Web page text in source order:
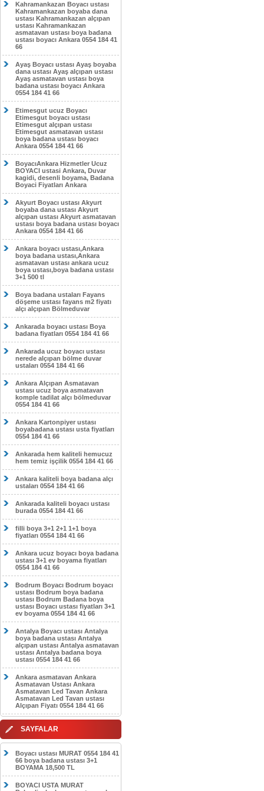
Kahramankazan Boyacı ustası
Kahramankazan boyaba dana
ustası Kahramankazan alçıpan
ustası Kahramankazan
asmatavan ustası boya badana
ustası boyacı Ankara 0554 184 41
66
Ayaş Boyacı ustası Ayaş boyaba
dana ustası Ayaş alçıpan ustası
Ayaş asmatavan ustası boya
badana ustası boyacı Ankara
0554 184 41 66
Etimesgut ucuz Boyacı
Etimesgut boyacı ustası
Etimesgut alçıpan ustası
Etimesgut asmatavan ustası
boya badana ustası boyacı
Ankara 0554 184 41 66
BoyacıAnkara Hizmetler Ucuz
BOYACI ustasi Ankara, Duvar
kagidi, desenli boyama, Badana
Boyaci Fiyatları Ankara
Akyurt Boyacı ustası Akyurt
boyaba dana ustası Akyurt
alçıpan ustası Akyurt asmatavan
ustası boya badana ustası boyacı
Ankara 0554 184 41 66
Ankara boyacı ustası,Ankara
boya badana ustası,Ankara
asmatavan ustası ankara ucuz
boya ustası,boya badana ustası
3+1 500 tl
Boya badana ustaları Fayans
döşeme ustası fayans m2 fiyatı
alçı alçıpan Bölmeduvar
Ankarada boyacı ustası Boya
badana fiyatları 0554 184 41 66
Ankarada ucuz boyacı ustası
nerede alçıpan bölme duvar
ustaları 0554 184 41 66
Ankara Alçıpan Asmatavan
ustası ucuz boya asmatavan
komple tadilat alçı bölmeduvar
0554 184 41 66
Ankara Kartonpiyer ustası
boyabadana ustası usta fiyatları
0554 184 41 66
Ankarada hem kaliteli hemucuz
hem temiz işçilik 0554 184 41 66
Ankara kaliteli boya badana alçı
ustaları 0554 184 41 66
Ankarada kaliteli boyacı ustası
burada 0554 184 41 66
filli boya 3+1 2+1 1+1 boya
fiyatları 0554 184 41 66
Ankara ucuz boyacı boya badana
ustası 3+1 ev boyama fiyatları
0554 184 41 66
Bodrum Boyacı Bodrum boyacı
ustası Bodrum boya badana
ustası Bodrum Badana boya
ustası Boyacı ustası fiyatları 3+1
ev boyama 0554 184 41 66
Antalya Boyacı ustası Antalya
boya badana ustası Antalya
alçıpan ustası Antalya asmatavan
ustası Antalya badana boya
ustası 0554 184 41 66
Ankara asmatavan Ankara
Asmatavan Ustası Ankara
Asmatavan Led Tavan Ankara
Asmatavan Led Tavan ustası
Alçıpan Fiyatı 0554 184 41 66
SAYFALAR
Boyacı ustası MURAT 0554 184 41
66 boya badana ustası 3+1
BOYAMA 18,500 TL
BOYACI USTA MURAT